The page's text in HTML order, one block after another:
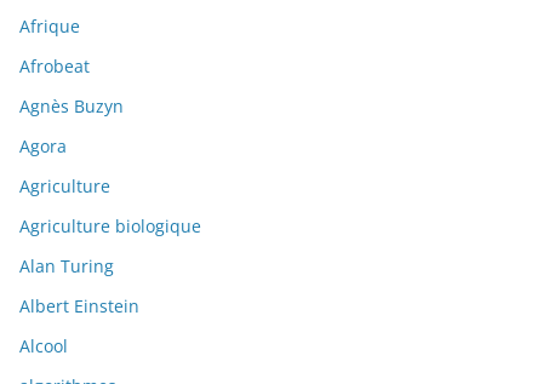
Afrique
Afrobeat
Agnès Buzyn
Agora
Agriculture
Agriculture biologique
Alan Turing
Albert Einstein
Alcool